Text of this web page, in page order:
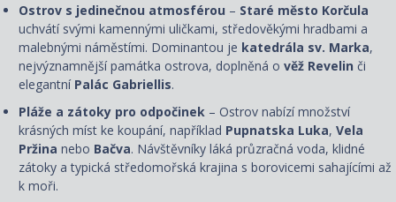
Ostrov s jedinečnou atmosférou – Staré město Korčula
uchvátí svými kamennými uličkami, středověkými hradbami a
malebnými náměstími. Dominantou je katedrála sv. Marka,
nejvýznamnější památka ostrova, doplněná o věž Revelin či
elegantní Palác Gabriellis.
Pláže a zátoky pro odpočinek – Ostrov nabízí množství
krásných míst ke koupání, například Pupnatska Luka, Vela
Pržina nebo Bačva. Návštěvníky láká průzračná voda, klidné
zátoky a typická středomořská krajina s borovicemi sahajícími až
k moři.